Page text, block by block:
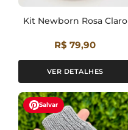
Kit Newborn Rosa Claro
R$ 79,90
VER DETALHES
Salvar